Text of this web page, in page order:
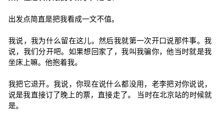
出发点简直是把我看成一文不值。
我说，我为什么留在这儿。然后我就第一次开口说那件事。我
说，我们分开吧。如果想回家了，我叫我骗你，他当时就是我
坐床上嘛。他抱着我。
我把它退开。我说，你现在说什么都没用，老李把对你说说，
说是我直接订了晚上的票，直接走了。 当时在北京站的时候就
是。